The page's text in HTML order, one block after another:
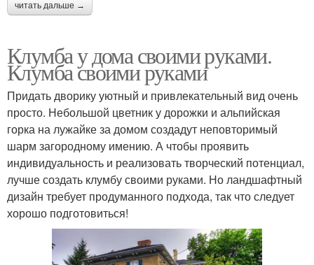
читать дальше →
Клумба у дома своими руками.
Клумба своими руками
Придать дворику уютный и привлекательный вид очень
просто. Небольшой цветник у дорожки и альпийская
горка на лужайке за домом создадут неповторимый
шарм загородному имению. А чтобы проявить
индивидуальность и реализовать творческий потенциал,
лучше создать клумбу своими руками. Но ландшафтный
дизайн требует продуманного подхода, так что следует
хорошо подготовиться!